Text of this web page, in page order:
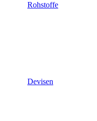
Rohstoffe
Devisen